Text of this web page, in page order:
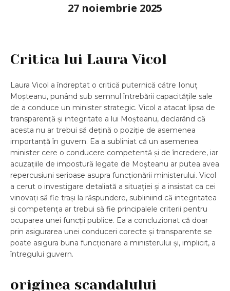
27 noiembrie 2025
Critica lui Laura Vicol
Laura Vicol a îndreptat o critică puternică către Ionuț
Moșteanu, punând sub semnul întrebării capacitățile sale
de a conduce un minister strategic. Vicol a atacat lipsa de
transparență și integritate a lui Moșteanu, declarând că
acesta nu ar trebui să dețină o poziție de asemenea
importanță în guvern. Ea a subliniat că un asemenea
minister cere o conducere competentă și de încredere, iar
acuzațiile de impostură legate de Moșteanu ar putea avea
repercusiuni serioase asupra funcționării ministerului. Vicol
a cerut o investigare detaliată a situației și a insistat ca cei
vinovați să fie trași la răspundere, subliniind că integritatea
și competența ar trebui să fie principalele criterii pentru
ocuparea unei funcții publice. Ea a concluzionat că doar
prin asigurarea unei conduceri corecte și transparente se
poate asigura buna funcționare a ministerului și, implicit, a
întregului guvern.
originea scandalului